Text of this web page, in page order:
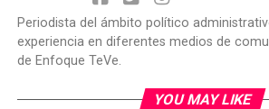
Periodista del ámbito político
experiencia en diferentes medios de
de Enfoque TeVe.
YOU MAY LIKE